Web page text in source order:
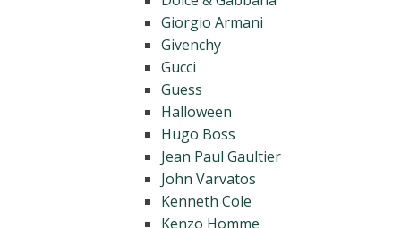
Giorgio Armani
Givenchy
Gucci
Guess
Halloween
Hugo Boss
Jean Paul Gaultier
John Varvatos
Kenneth Cole
Kenzo Homme